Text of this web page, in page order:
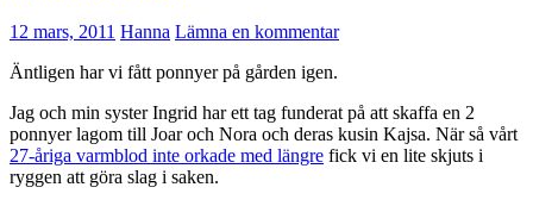
12 mars, 2011 Hanna Lämna en kommentar
Äntligen har vi fått ponnyer på gården igen.
Jag och min syster Ingrid har ett tag funderat på att skaffa en 2
ponnyer lagom till Joar och Nora och deras kusin Kajsa. När så vårt
27-åriga varmblod inte orkade med längre fick vi en lite skjuts i
ryggen att göra slag i saken.